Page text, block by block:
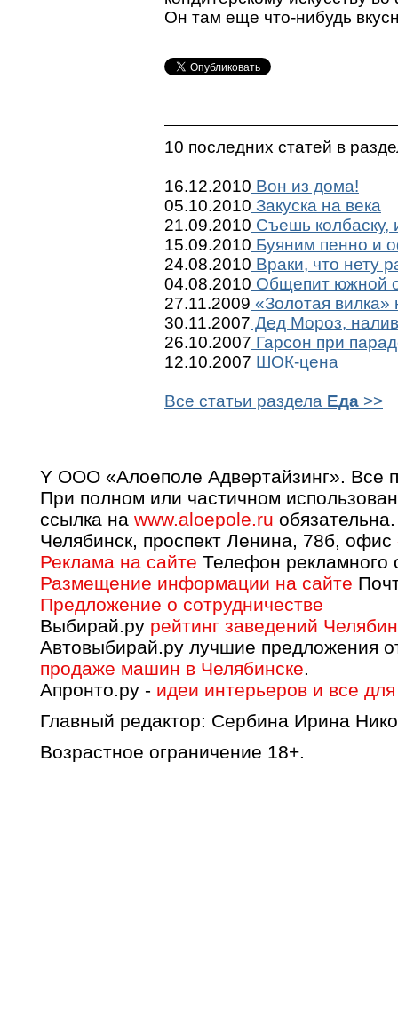
Он там еще что-нибудь
10 последних статей в
16.12.2010 Вон из дома!
05.10.2010 Закуска на века
21.09.2010 Съешь колбаску,
15.09.2010 Буяним пенно и
24.08.2010 Враки, что нету
04.08.2010 Общепит южной
27.11.2009 «Золотая
30.11.2007 Дед Мороз,
26.10.2007 Гарсон при
12.10.2007 ШОК-цена
Все статьи раздела Еда >>
Y OOO «Алоеполе Адвертайзинг».
При полном или частичном
ссылка на www.aloepole.ru обязательна.
Челябинск, проспект Ленина, 78б, офис
Реклама на сайте Телефон рекламного
Размещение информации на сайте
Предложение о сотрудничестве
Выбирай.ру рейтинг заведений
Автовыбирай.ру лучшие предложения
продаже машин в Челябинске.
Апронто.ру - идеи интерьеров и все
Главный редактор: Сербина Ирина
Возрастное ограничение 18+.